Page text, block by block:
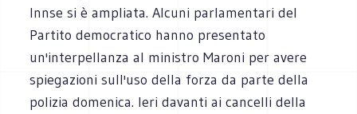
Innse si è ampliata. Alcuni parlamentari del
Partito democratico hanno presentato
un'interpellanza al ministro Maroni per avere
spiegazioni sull'uso della forza da parte della
polizia domenica. Ieri davanti ai cancelli della